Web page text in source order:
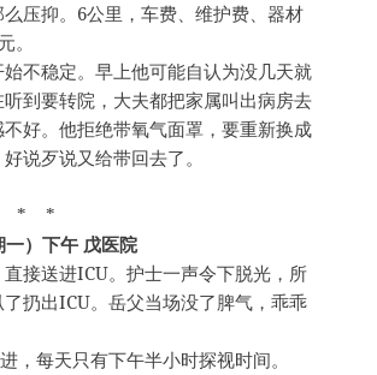
压抑。6公里，车费、维护费、器材
。
不稳定。早上他可能自认为没几天就
到要转院，大夫都把家属叫出病房去
好。他拒绝带氧气面罩，要重新换成
说歹说又给带回去了。
* *
一）下午 戊医院
接送进ICU。护士一声令下脱光，所
扔出ICU。岳父当场没了脾气，乖乖
，每天只有下午半小时探视时间。